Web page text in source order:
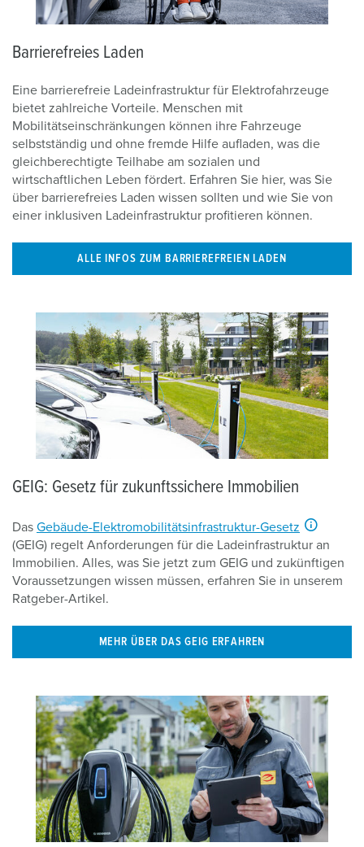
Barrierefreies Laden
Eine barrierefreie Ladeinfrastruktur für Elektrofahrzeuge
bietet zahlreiche Vorteile. Menschen mit
Mobilitätseinschränkungen können ihre Fahrzeuge
selbstständig und ohne fremde Hilfe aufladen, was die
gleichberechtigte Teilhabe am sozialen und
wirtschaftlichen Leben fördert. Erfahren Sie hier, was Sie
über barrierefreies Laden wissen sollten und wie Sie von
einer inklusiven Ladeinfrastruktur profitieren können.
ALLE INFOS ZUM BARRIEREFREIEN LADEN
GEIG: Gesetz für zukunftssichere Immobilien
Das Gebäude-Elektromobilitätsinfrastruktur-Gesetz
(GEIG) regelt Anforderungen für die Ladeinfrastruktur an
Immobilien. Alles, was Sie jetzt zum GEIG und zukünftigen
Voraussetzungen wissen müssen, erfahren Sie in unserem
Ratgeber-Artikel.
MEHR ÜBER DAS GEIG ERFAHREN